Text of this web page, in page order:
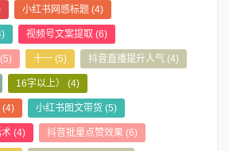
小红书网感标题 (4)
视频号文案提取 (6)
(5) 十一 (5) 抖音直播提升人气 (4)
16字以上） (4)
(4) 小红书图文带货 (5)
(4) 抖音批量点赞效果 (6)